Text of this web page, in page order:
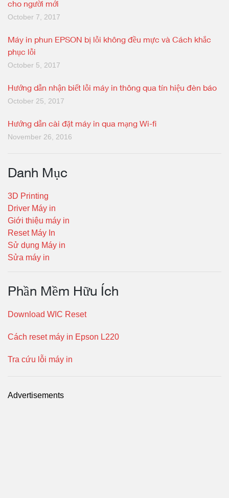
cho người mới
October 7, 2017
Máy in phun EPSON bị lỗi không đều mực và Cách khắc
phục lỗi
October 5, 2017
Hướng dẫn nhận biết lỗi máy in thông qua tín hiệu đèn báo
October 25, 2017
Hướng dẫn cài đặt máy in qua mạng Wi-fi
November 26, 2016
Danh Mục
3D Printing
Driver Máy in
Giới thiệu máy in
Reset Máy In
Sử dụng Máy in
Sửa máy in
Phần Mềm Hữu Ích
Download WIC Reset
Cách reset máy in Epson L220
Tra cứu lỗi máy in
Advertisements